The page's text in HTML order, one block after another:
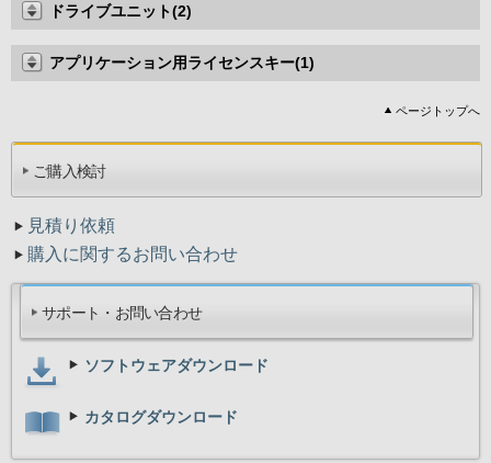
ドライブユニット(2)
アプリケーション用ライセンスキー(1)
ページトップへ
ご購入検討
見積り依頼
購入に関するお問い合わせ
サポート・お問い合わせ
ソフトウェアダウンロード
カタログダウンロード